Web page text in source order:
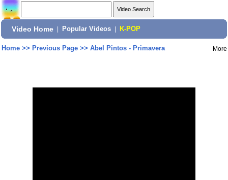
Video Home Popular Videos K-POP
Home>> Previous Page>> Abel Pintos - Primavera More